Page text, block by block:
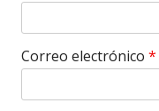
Correo electrónico *